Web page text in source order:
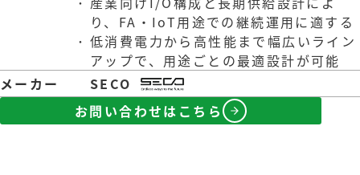
り、FA・IoT用途での継続運用に適する
低消費電力から高性能まで幅広いライン
アップで、用途ごとの最適設計が可能
メーカー
SECO
お問い合わせはこちら